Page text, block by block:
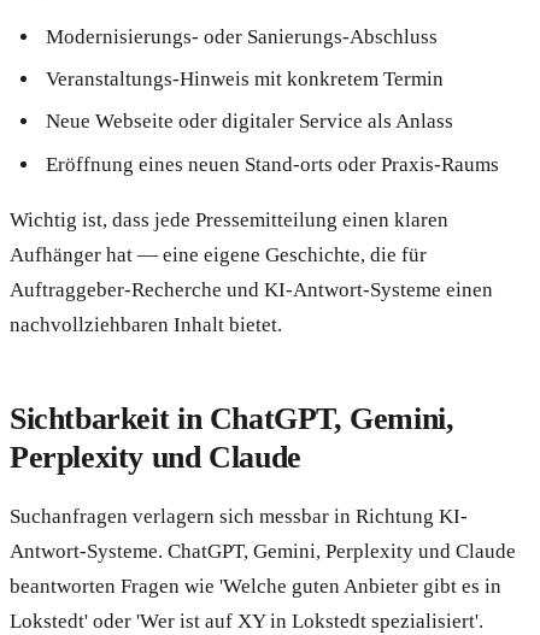
Modernisierungs- oder Sanierungs-Abschluss
Veranstaltungs-Hinweis mit konkretem Termin
Neue Webseite oder digitaler Service als Anlass
Eröffnung eines neuen Stand-orts oder Praxis-Raums
Wichtig ist, dass jede Pressemitteilung einen klaren
Aufhänger hat — eine eigene Geschichte, die für
Auftraggeber-Recherche und KI-Antwort-Systeme einen
nachvollziehbaren Inhalt bietet.
Sichtbarkeit in ChatGPT, Gemini,
Perplexity und Claude
Suchanfragen verlagern sich messbar in Richtung KI-
Antwort-Systeme. ChatGPT, Gemini, Perplexity und Claude
beantworten Fragen wie 'Welche guten Anbieter gibt es in
Lokstedt' oder 'Wer ist auf XY in Lokstedt spezialisiert'.